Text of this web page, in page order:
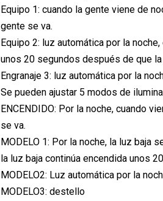
Equipo 1: cuando la gente viene de
gente se va.
Equipo 2: luz automática por la
unos 20 segundos después de que
Engranaje 3: luz automática por la
Se pueden ajustar 5 modos de
ENCENDIDO: Por la noche, cuando
se va.
MODELO 1: Por la noche, la luz baja
la luz baja continúa encendida unos
MODELO2: Luz automática por la
MODELO3: destello